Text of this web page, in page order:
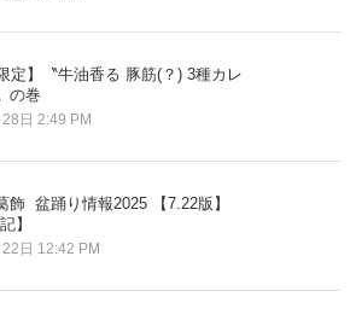
定】〝牛油香る 豚筋(？) 3種カレ
の巻
日 2:49 PM
飾 盆踊り情報2025 【7.22版】
】
日 12:42 PM